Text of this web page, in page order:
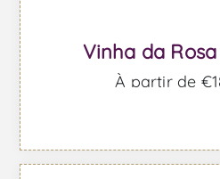
Vinha da
À partir de